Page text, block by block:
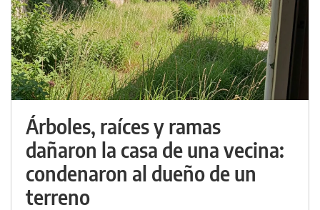
Árboles, raíces y ramas
dañaron la casa de una vecina:
condenaron al dueño de un
terreno